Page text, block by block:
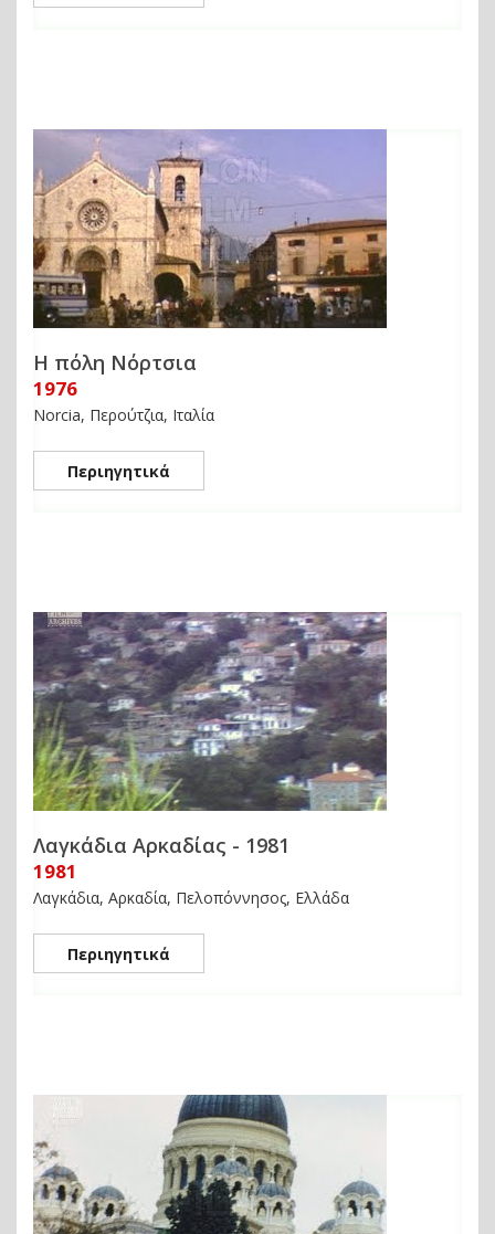
Η πόλη Νόρτσια
1976
Norcia, Περούτζια, Ιταλία
Περιηγητικά
Λαγκάδια Αρκαδίας - 1981
1981
Λαγκάδια, Αρκαδία, Πελοπόννησος, Ελλάδα
Περιηγητικά